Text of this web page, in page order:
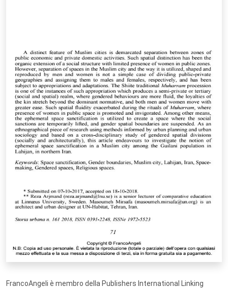
FrancoAngeli è membro della Publishers International Linking